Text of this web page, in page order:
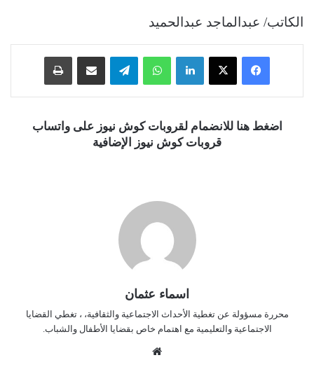
الكاتب/ عبدالماجد عبدالحميد
فيسبوك ‫X لينكدإن واتساب تيلقرام
اضغط هنا للانضمام لقروبات كوش نيوز على واتساب
قروبات كوش نيوز الإضافية
اسماء عثمان
محررة مسؤولة عن تغطية الأحداث الاجتماعية والثقافية، ، تغطي القضايا
الاجتماعية والتعليمية مع اهتمام خاص بقضايا الأطفال والشباب.